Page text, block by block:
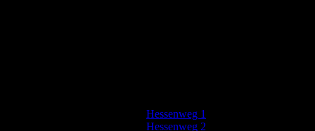
Hessenweg 1
Hessenweg 2